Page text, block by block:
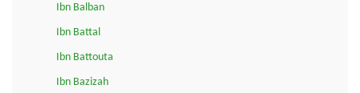
Ibn Balban
Ibn Battal
Ibn Battouta
Ibn Bazizah